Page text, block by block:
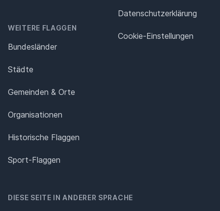
WEITERE FLAGGEN
Bundesländer
Städte
Gemeinden & Orte
Organisationen
Historische Flaggen
Sport-Flaggen
Datenschutz­erklärung
Cookie-Einstellungen
DIESE SEITE IN ANDERER SPRACHE